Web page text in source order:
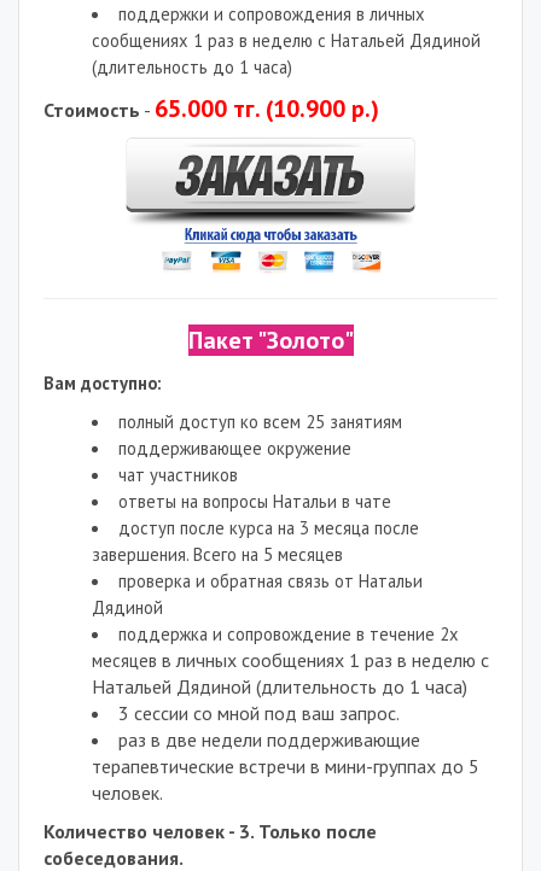
поддержки и сопровождения в личных
сообщениях 1 раз в неделю с Натальей Дядиной
(длительность до 1 часа)
Стоимость - 65.000 тг. (10.900 р.)
Пакет "Золото"
Вам доступно:
полный доступ ко всем 25 занятиям
поддерживающее окружение
чат участников
ответы на вопросы Натальи в чате
доступ после курса на 3 месяца после
завершения. Всего на 5 месяцев
проверка и обратная связь от Натальи
Дядиной
поддержка и сопровождение в течение 2х
месяцев в личных сообщениях 1 раз в неделю с
Натальей Дядиной (длительность до 1 часа)
3 сессии со мной под ваш запрос.
раз в две недели поддерживающие
терапевтические встречи в мини-группах до 5
человек.
Количество человек - 3. Только после
собеседования.